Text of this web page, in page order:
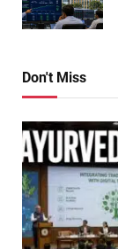
Don't Miss